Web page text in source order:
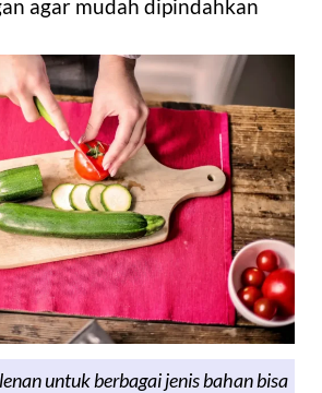
agar mudah dipindahkan
untuk berbagai jenis bahan bisa